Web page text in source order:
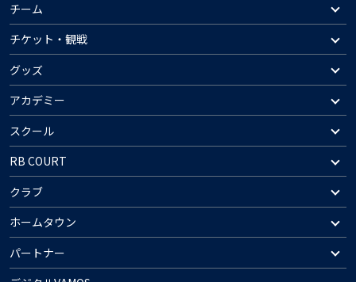
チーム
チケット・観戦
グッズ
アカデミー
スクール
RB COURT
クラブ
ホームタウン
パートナー